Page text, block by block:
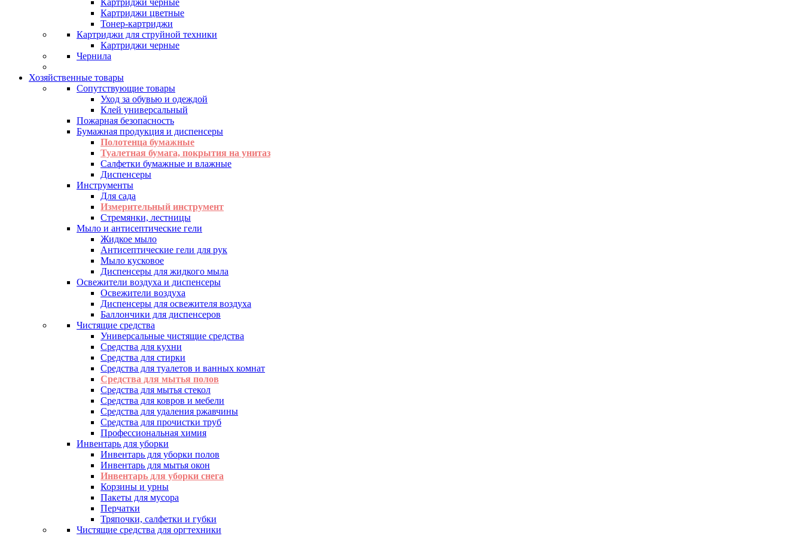
Картриджи черные
Картриджи цветные
Тонер-картриджи
Картриджи для струйной техники
Картриджи черные
Чернила
Хозяйственные товары
Сопутствующие товары
Уход за обувью и одеждой
Клей универсальный
Пожарная безопасность
Бумажная продукция и диспенсеры
Полотенца бумажные
Туалетная бумага, покрытия на унитаз
Салфетки бумажные и влажные
Диспенсеры
Инструменты
Для сада
Измерительный инструмент
Стремянки, лестницы
Мыло и антисептические гели
Жидкое мыло
Антисептические гели для рук
Мыло кусковое
Диспенсеры для жидкого мыла
Освежители воздуха и диспенсеры
Освежители воздуха
Диспенсеры для освежителя воздуха
Баллончики для диспенсеров
Чистящие средства
Универсальные чистящие средства
Средства для кухни
Средства для стирки
Средства для туалетов и ванных комнат
Средства для мытья полов
Средства для мытья стекол
Средства для ковров и мебели
Средства для удаления ржавчины
Средства для прочистки труб
Профессиональная химия
Инвентарь для уборки
Инвентарь для уборки полов
Инвентарь для мытья окон
Инвентарь для уборки снега
Корзины и урны
Пакеты для мусора
Перчатки
Тряпочки, салфетки и губки
Чистящие средства для оргтехники